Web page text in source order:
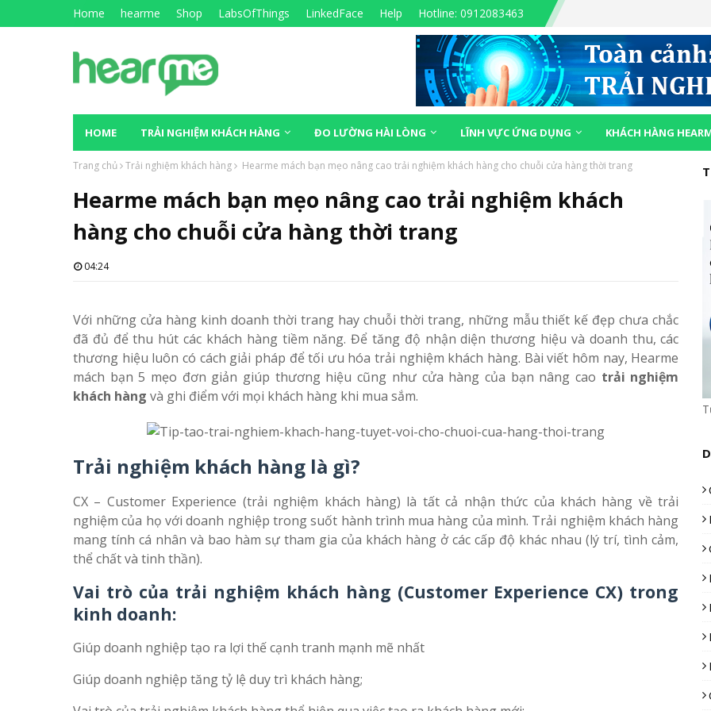
Home hearme Shop LabsOfThings LinkedFace Help Hotline: 0912083463
HOME TRẢI NGHIỆM KHÁCH HÀNG ĐO LƯỜNG HÀI LÒNG LĨNH VỰC ỨNG DỤNG KHÁCH HÀNG
Trang chủ Trải nghiệm khách hàng Hearme mách bạn mẹo nâng cao trải nghiệm khách hàng cho chuỗi cửa hàng thời trang
Hearme mách bạn mẹo nâng cao trải nghiệm khách
hàng cho chuỗi cửa hàng thời trang
04:24
Với những cửa hàng kinh doanh thời trang hay chuỗi thời trang, những mẫu thiết kế đẹp chưa chắc
đã đủ để thu hút các khách hàng tiềm năng. Để tăng độ nhận diện thương hiệu và doanh thu, các
thương hiệu luôn có cách giải pháp để tối ưu hóa trải nghiệm khách hàng. Bài viết hôm nay, Hearme
mách bạn 5 mẹo đơn giản giúp thương hiệu cũng như cửa hàng của bạn nâng cao trải nghiệm
khách hàng và ghi điểm với mọi khách hàng khi mua sắm.
Trải nghiệm khách hàng là gì?
CX – Customer Experience (trải nghiệm khách hàng) là tất cả nhận thức của khách hàng về trải
nghiệm của họ với doanh nghiệp trong suốt hành trình mua hàng của mình. Trải nghiệm khách hàng
mang tính cá nhân và bao hàm sự tham gia của khách hàng ở các cấp độ khác nhau (lý trí, tình cảm,
thể chất và tinh thần).
Vai trò của trải nghiệm khách hàng (Customer Experience CX) trong
kinh doanh:
Giúp doanh nghiệp tạo ra lợi thế cạnh tranh mạnh mẽ nhất
Giúp doanh nghiệp tăng tỷ lệ duy trì khách hàng;